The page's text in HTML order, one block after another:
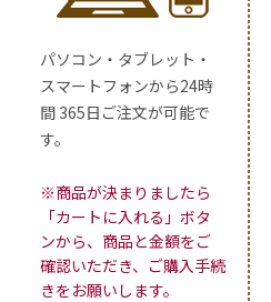
パソコン・タブレット・
スマートフォンから24時
間 365日ご注文が可能で
す。
※商品が決まりましたら
「カートに入れる」ボタ
ンから、商品と金額をご
確認いただき、ご購入手続
きをお願いします。